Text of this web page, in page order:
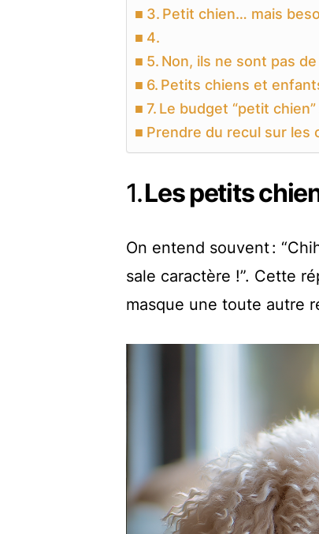
3. Petit chien… mais
4.
5. Non, ils ne sont pas
6. Petits chiens et
7. Le budget “petit
Prendre du recul sur les
1.Les petits
On entend souvent :
sale caractère !”. Cette
masque une toute autre